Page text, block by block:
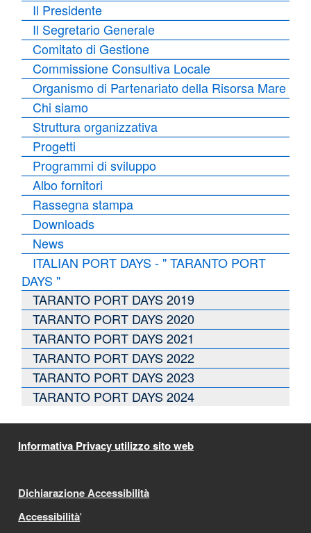
Il Presidente
Il Segretario Generale
Comitato di Gestione
Commissione Consultiva Locale
Organismo di Partenariato della Risorsa Mare
Chi siamo
Struttura organizzativa
Progetti
Programmi di sviluppo
Albo fornitori
Rassegna stampa
Downloads
News
ITALIAN PORT DAYS - " TARANTO PORT
DAYS "
TARANTO PORT DAYS 2019
TARANTO PORT DAYS 2020
TARANTO PORT DAYS 2021
TARANTO PORT DAYS 2022
TARANTO PORT DAYS 2023
TARANTO PORT DAYS 2024
Informativa Privacy utilizzo sito web
Dichiarazione Accessibilità
Accessibilità'